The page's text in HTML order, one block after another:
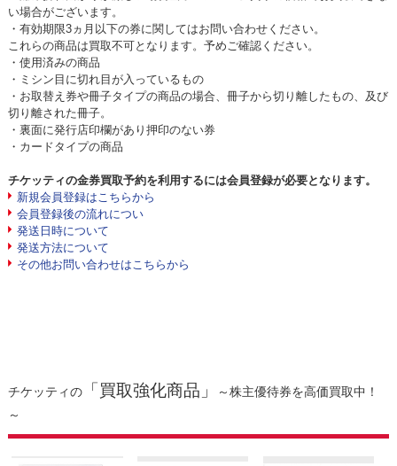
い場合がございます。
・有効期限3ヵ月以下の券に関してはお問い合わせください。
これらの商品は買取不可となります。予めご確認ください。
・使用済みの商品
・ミシン目に切れ目が入っているもの
・お取替え券や冊子タイプの商品の場合、冊子から切り離したもの、及び
切り離された冊子。
・裏面に発行店印欄があり押印のない券
・カードタイプの商品
チケッティの金券買取予約を利用するには会員登録が必要となります。
新規会員登録はこちらから
会員登録後の流れについ
発送日時について
発送方法について
その他お問い合わせはこちらから
チケッティの「買取強化商品」
～株主優待券を高価買取中！
～